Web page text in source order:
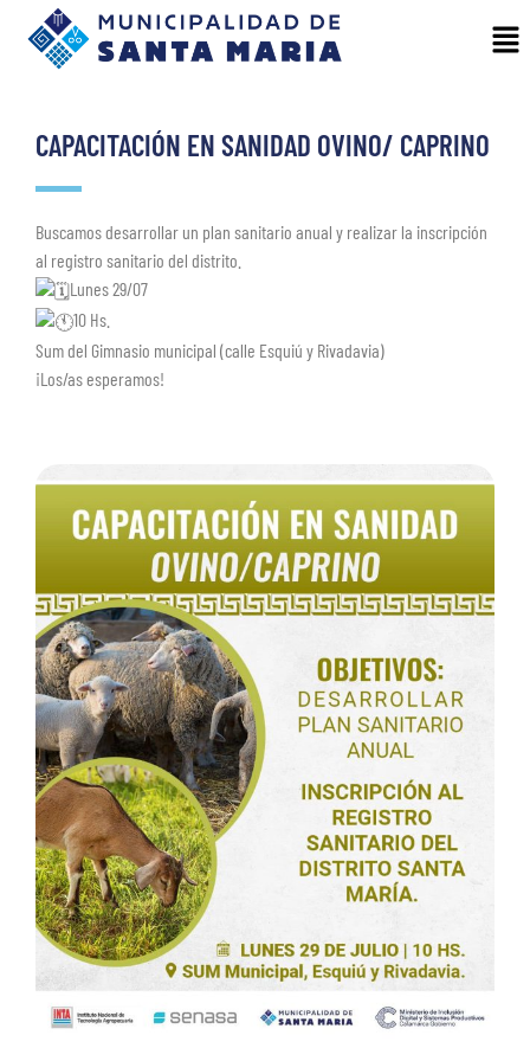
CAPACITACIÓN EN SANIDAD OVINO/ CAPRINO
Buscamos desarrollar un plan sanitario anual y realizar la inscripción
al registro sanitario del distrito.
Lunes 29/07
10 Hs.
Sum del Gimnasio municipal (calle Esquiú y Rivadavia)
¡Los/as esperamos!